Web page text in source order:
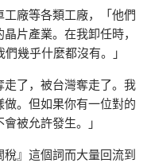
廠等各類工廠，「他們
片產業。在我卸任時，
幾乎什麼都沒有。」
了，被台灣奪走了。我
。但如果你有一位對的
被允許發生。」
』這個詞而大量回流到